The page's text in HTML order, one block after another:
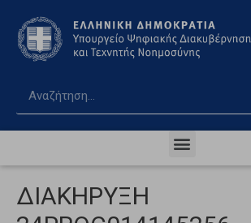
ΔΙΑΚΗΡΥΞΗ